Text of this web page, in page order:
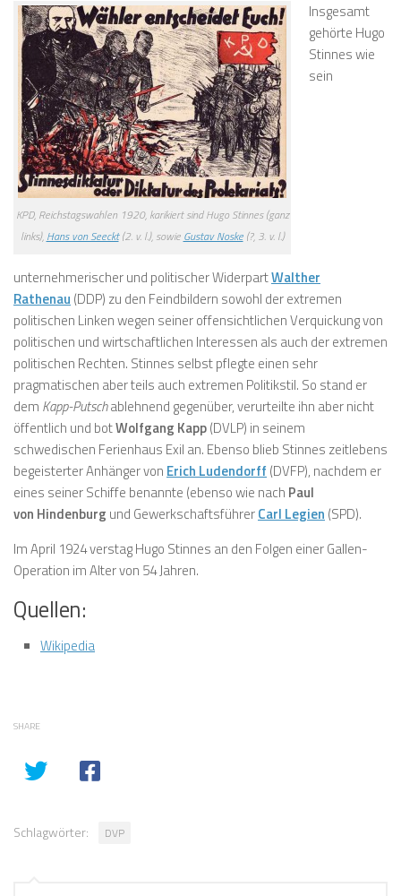
KPD, Reichstagswahlen 1920, karikiert sind Hugo Stinnes (ganz
links), Hans von Seeckt(2. v. l.), sowie Gustav Noske(?, 3. v. l.)
Insgesamt
gehörte Hugo
Stinnes wie
sein
unternehmerischer und politischer WiderpartWalther
Rathenau (DDP) zu den Feindbildern sowohl der extremen
politischen Linken wegen seiner offensichtlichen Verquickung von
politischen und wirtschaftlichen Interessen als auch der extremen
politischen Rechten. Stinnes selbst pflegte einen sehr
pragmatischen aber teils auch extremen Politikstil. So stand er
dem Kapp-Putschablehnend gegenüber, verurteilte ihn aber nicht
öffentlich und botWolfgang Kapp(DVLP) in seinem
schwedischen Ferienhaus Exil an. Ebenso blieb Stinnes zeitlebens
begeisterter Anhänger von Erich Ludendorff (DVFP), nachdem er
eines seiner Schiffe benannte (ebenso wie nach Paul
von Hindenburg und GewerkschaftsführerCarl Legien (SPD).
Im April 1924 verstag Hugo Stinnes an den Folgen einer Gallen-
Operation im Alter von 54 Jahren.
Quellen:
Wikipedia
SHARE
Schlagwörter: DVP